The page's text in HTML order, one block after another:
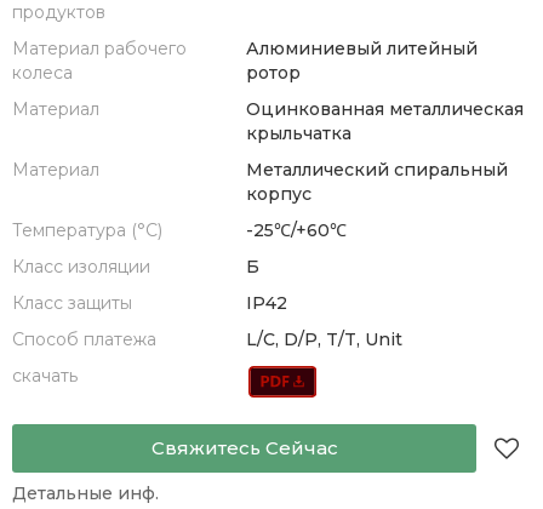
продуктов
Материал рабочего
колеса
Алюминиевый литейный
ротор
Материал
Оцинкованная металлическая
крыльчатка
Материал
Металлический спиральный
корпус
Температура (°С)
-25℃/+60℃
Класс изоляции
Б
Класс защиты
IP42
Способ платежа
L/C, D/P, T/T, Unit
скачать
Свяжитесь Сейчас
Детальные инф.